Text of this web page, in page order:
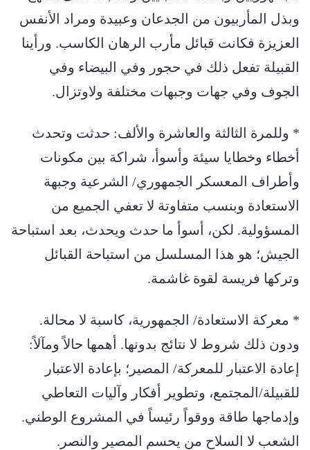
وبذل المأربيون من الجدعان وعبيدة ومراد الأنفس
العزيزة فكانت قبائل مأرب الرهان الكاسب. ورأينا
القبيلة تفعل ذلك في حجور وفي البيضاء وفي
الجوف وفي جهات وجبهات مختلفة ولاوتزال.
* وللمرة الثالثة والعاشرة والألف: حدثت وتحدث
أخطاء وخطايا سيئة وأسوأ، شراكة بين مكونات
وأطراف المعسكر الجمهوري/ الشرعية وجبهة
الاستعادة وبنسب متفاوتة لا تعفي الجميع من
المسؤولية. لكن، أسوأ ما حدث ويحدث، بعد استباحة
الجيش؛ هو هذا المسلسل من استباحة القبائل
وتركها فريسة لقوة غاشمة.
* معركة الاستعادة/ الجمهورية، كاسبة لا محالة.
ودون ذلك شروط لا نتائج بدونها. أهمها حالاً ومآلاً:
إعادة الاعتبار للمعركة/ المصير؛ بإعادة الاعتبار
للقبيلة/المجتمع، وتطوير أفكار وآليات التعاطي
وإدماجها طاقة ووقواً رئيساً في المشروع الوطني.
الشعب لا السلاح من يحسم المصير والنصر.